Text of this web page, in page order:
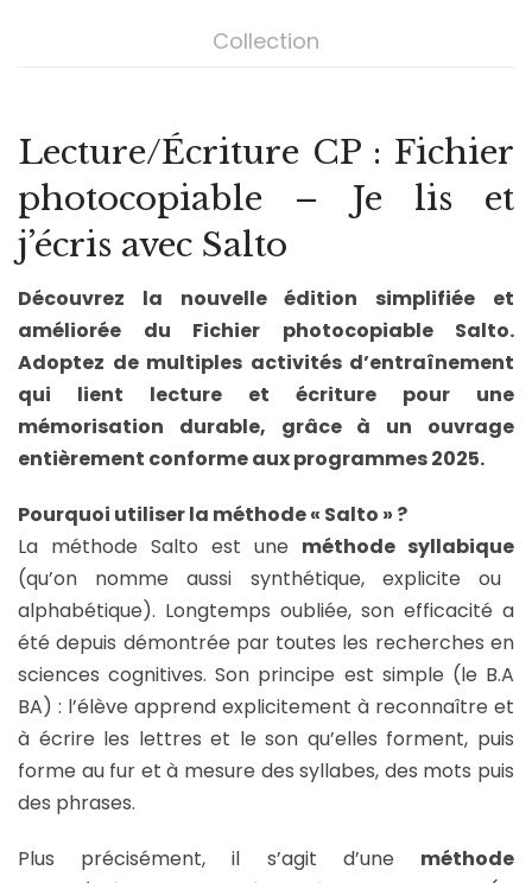
Collection
Lecture/Écriture CP : Fichier
photocopiable – Je lis et
j’écris avec Salto
Découvrez la nouvelle édition simplifiée et
améliorée du Fichier photocopiable Salto.
Adoptez de multiples activités d’entraînement
qui lient lecture et écriture pour une
mémorisation durable, grâce à un ouvrage
entièrement conforme aux programmes 2025.
Pourquoi utiliser la méthode « Salto » ?
La méthode Salto est une méthode syllabique
(qu’on nomme aussi synthétique, explicite ou
alphabétique). Longtemps oubliée, son efficacité a
été depuis démontrée par toutes les recherches en
sciences cognitives. Son principe est simple (le B.A
BA) : l’élève apprend explicitement à reconnaître et
à écrire les lettres et le son qu’elles forment, puis
forme au fur et à mesure des syllabes, des mots puis
des phrases.
Plus précisément, il s’agit d’une méthode